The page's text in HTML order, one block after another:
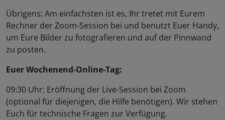
Übrigens: Am einfachsten ist es, Ihr tretet mit Eurem
Rechner der Zoom-Session bei und benutzt Euer Handy,
um Eure Bilder zu fotografieren und auf der Pinnwand
zu posten.
Euer Wochenend-Online-Tag:
09:30 Uhr: Eröffnung der Live-Session bei Zoom
(optional für diejenigen, die Hilfe benötigen). Wir stehen
Euch für technische Fragen zur Verfügung.